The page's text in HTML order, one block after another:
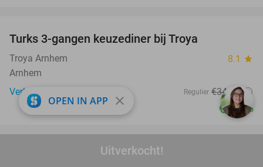
Uitverkocht!
Turks 3-gangen keuzediner bij Troya
Troya Arnhem 8.1 star
Arnhem
Verkocht: 800
Regulier €34 ,10
€21 ,95
2-gangen keuzelunch bij Pan & Koek Arnhem
OPEN IN APP close